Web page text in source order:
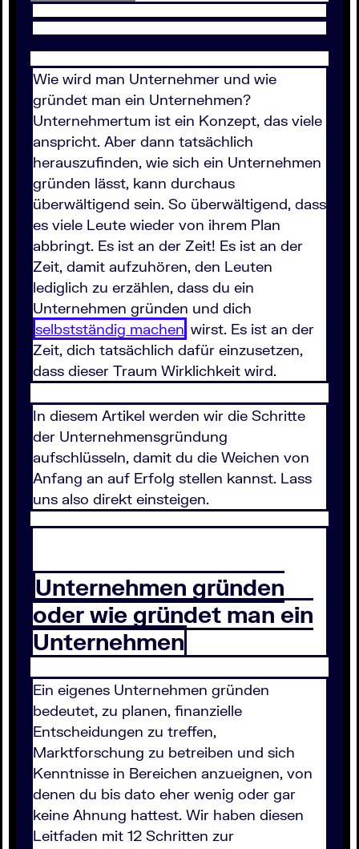
Wie wird man Unternehmer und wie
gründet man ein Unternehmen?
Unternehmertum ist ein Konzept, das viele
anspricht. Aber dann tatsächlich
herauszufinden, wie sich ein Unternehmen
gründen lässt, kann durchaus
überwältigend sein. So überwältigend, dass
es viele Leute wieder von ihrem Plan
abbringt. Es ist an der Zeit! Es ist an der
Zeit, damit aufzuhören, den Leuten
lediglich zu erzählen, dass du ein
Unternehmen gründen und dich
selbstständig machen wirst. Es ist an der
Zeit, dich tatsächlich dafür einzusetzen,
dass dieser Traum Wirklichkeit wird.
In diesem Artikel werden wir die Schritte
der Unternehmensgründung
aufschlüsseln, damit du die Weichen von
Anfang an auf Erfolg stellen kannst. Lass
uns also direkt einsteigen.
Unternehmen gründen
oder wie gründet man ein
Unternehmen
Ein eigenes Unternehmen gründen
bedeutet, zu planen, finanzielle
Entscheidungen zu treffen,
Marktforschung zu betreiben und sich
Kenntnisse in Bereichen anzueignen, von
denen du bis dato eher wenig oder gar
keine Ahnung hattest. Wir haben diesen
Leitfaden mit 12 Schritten zur